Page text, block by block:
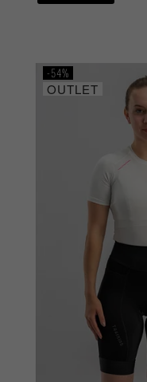
OUTLET
54%